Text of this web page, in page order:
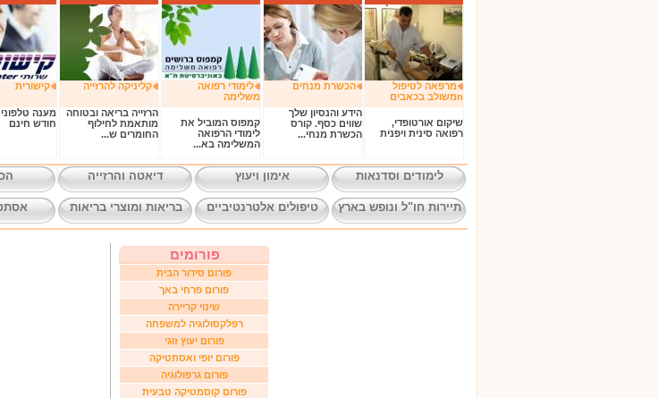
מרפאה לטיפול
nמשולב בכאבים
שיקום אורטופדי,
רפואה סינית ויפנית
הכשרת מנחים
הידע והנסיון שלך
שווים כסף. קורס
הכשרת מנחי...
לימודי רפואה
משלימה
קמפוס המוביל את
לימודי הרפואה
המשלימה בא...
קליניקה להרזייה
הרזייה בריאה ובטוחה
מותאמת לחילוף
החומרים ש...
קישורית
מענה
חודש חינם
לימודים וסדנאות אימון ויעוץ דיאטה והרזייה
תיירות חו"ל ונופש בארץ טיפולים אלטרנטיביים בריאות ומוצרי בריאות
פורומים
פורום סידור הבית
פורום פרחי באך
שינוי קריירה
רפלקסולוגיה למשפחה
פורום יעוץ זוגי
פורום יופי ואסתטיקה
פורום גרפולוגיה
פורום קוסמטיקה טבעית